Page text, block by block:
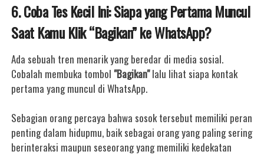
6. Coba Tes Kecil Ini: Siapa yang Pertama Muncul
Saat Kamu Klik “Bagikan” ke WhatsApp?
Ada sebuah tren menarik yang beredar di media sosial.
Cobalah membuka tombol "Bagikan"lalu lihat siapa kontak
pertama yang muncul di WhatsApp.
Sebagian orang percaya bahwa sosok tersebut memiliki peran
penting dalam hidupmu, baik sebagai orang yang paling sering
berinteraksi maupun seseorang yang memiliki kedekatan